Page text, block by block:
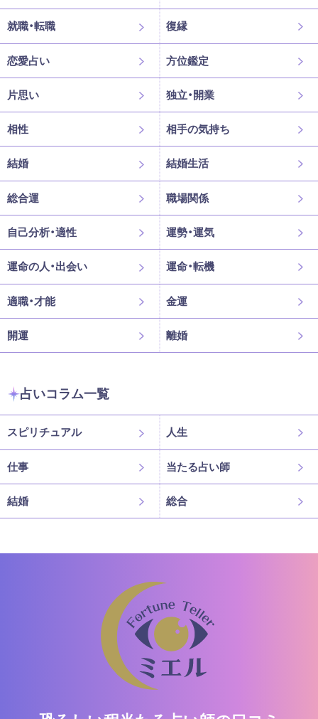
就職・転職 復縁
恋愛占い 方位鑑定
片思い 独立・開業
相性 相手の気持ち
結婚 結婚生活
総合運 職場関係
自己分析・適性 運勢・運気
運命の人・出会い 運命・転機
適職・才能 金運
開運 離婚
占いコラム一覧
スピリチュアル 人生
仕事 当たる占い師
結婚 総合